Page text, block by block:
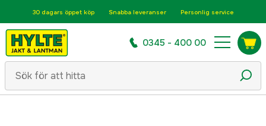
30 dagars öppet köp Snabba leveranser Personlig service
0345 - 400 00